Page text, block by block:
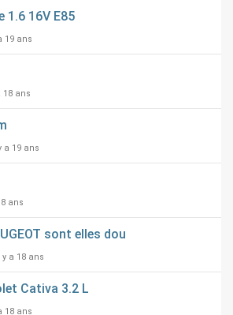
1.6 16V E85
19 ans
18 ans
a 19 ans
ans
sont elles dou
y a 18 ans
Cativa 3.2 L
18 ans